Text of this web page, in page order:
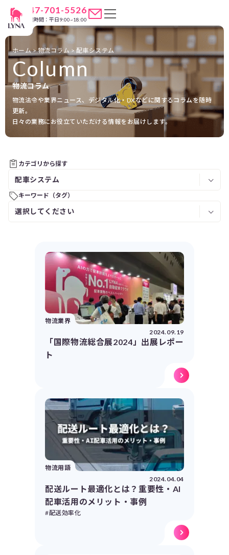
047-701-5526
営業時間：平日9:00~18:00
Column
物流コラム
物流法令や業界ニュース、デジタル化・DXなどに関するコラムを随時
更新。
日々の業務にお役立ていただける情報をお届けします。
ホーム>物流コラム>配車システム
カテゴリから探す
キーワード（タグ）
物流業界
2024.09.19
「国際物流総合展2024」出展レポー
ト
物流用語
2024.04.04
配送ルート最適化とは？重要性・AI
配車活用のメリット・事例
#配送効率化